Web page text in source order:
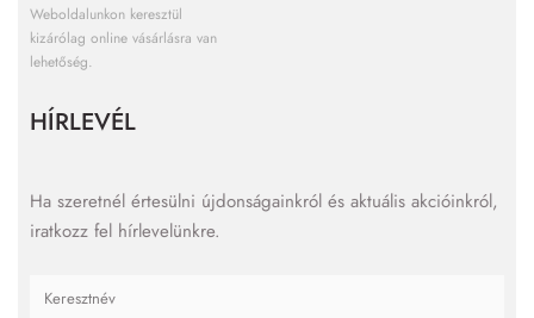
Weboldalunkon keresztül
kizárólag online vásárlásra van
lehetőség.
HÍRLEVÉL
Ha szeretnél értesülni újdonságainkról és aktuális akcióinkról,
iratkozz fel hírlevelünkre.